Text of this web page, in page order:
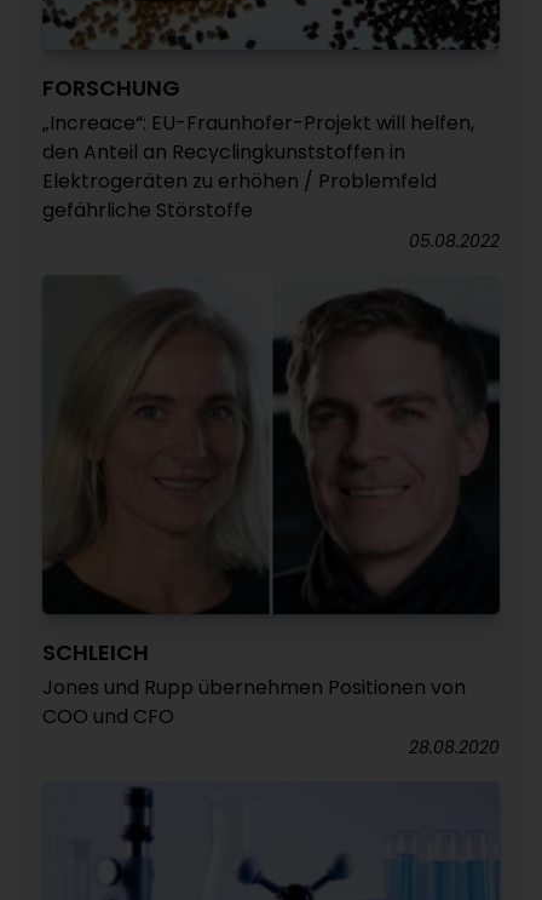
FORSCHUNG
„Increace“: EU-Fraunhofer-Projekt will helfen,
den Anteil an Recyclingkunststoffen in
Elektrogeräten zu erhöhen / Problemfeld
gefährliche Störstoffe
05.08.2022
SCHLEICH
Jones und Rupp übernehmen Positionen von
COO und CFO
28.08.2020